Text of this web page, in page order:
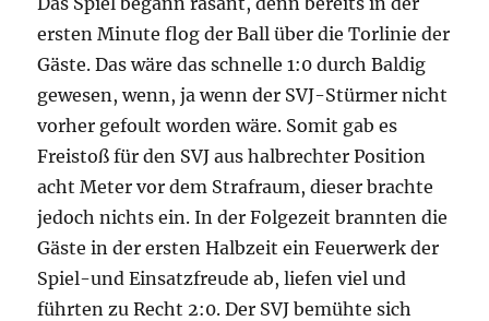
ersten Minute flog der Ball über die Torlinie der
Gäste. Das wäre das schnelle 1:0 durch Baldig
gewesen, wenn, ja wenn der SVJ-Stürmer nicht
vorher gefoult worden wäre. Somit gab es
Freistoß für den SVJ aus halbrechter Position
acht Meter vor dem Strafraum, dieser brachte
jedoch nichts ein. In der Folgezeit brannten die
Gäste in der ersten Halbzeit ein Feuerwerk der
Spiel-und Einsatzfreude ab, liefen viel und
führten zu Recht 2:0. Der SVJ bemühte sich